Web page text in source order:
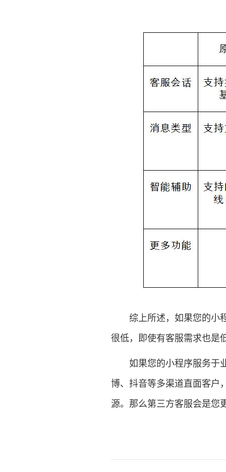
综上所述，如果您的小程
很低，即使有客服需求也是
如果您的小程序服务于业
博、抖音等多渠道直面客户
源。那么第三方客服会是您